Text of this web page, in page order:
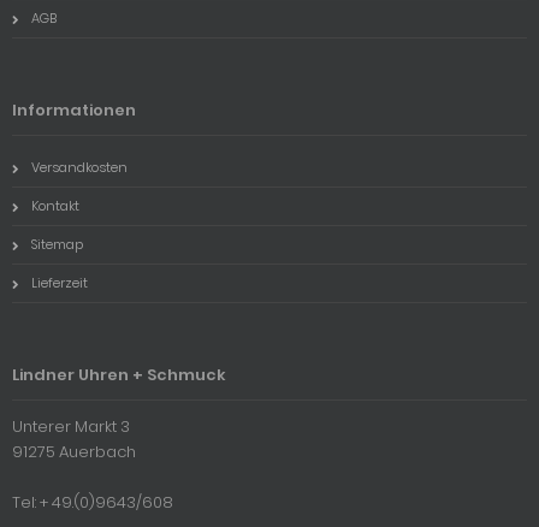
AGB
Informationen
Versandkosten
Kontakt
Sitemap
Lieferzeit
Lindner Uhren + Schmuck
Unterer Markt 3
91275 Auerbach
Tel: + 49.(0)9643/608